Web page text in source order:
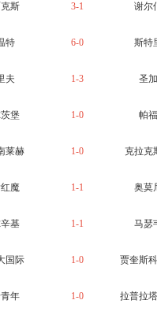
斯 3-1 谢尔
特 6-0 斯特
夫 1-3 圣
堡 1-0 帕
莱赫 1-0 克拉克
魔 1-1 奥莫
基 1-1 马瑟
国际 1-0 贾奎斯
年 1-0 拉普拉